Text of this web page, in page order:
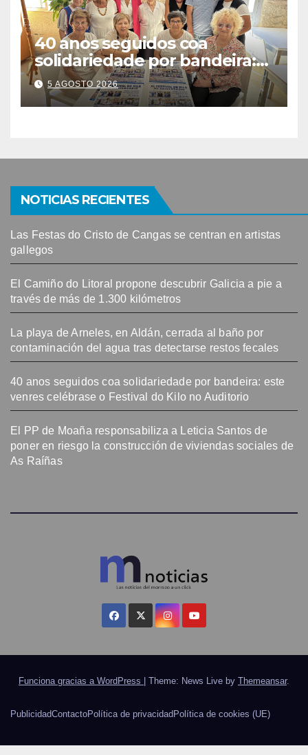
40 anos seguidos coa
solidariedade por bandeira:
este venres celébrase o
Festival do Kilo no Auditorio
5 AGOSTO 2026
NOTICIAS RECIENTES
Las Festas do Cristo de Cangas se centran en artistas
gallegos
El Camiño do Litoral propone descubrir Galicia a pie a
través de más de 1.300 kilómetros
La playa de Arneles, en Aldán, cerrada al baño por
contaminación del agua tras detectarse restos fecales
40 anos seguidos coa solidariedade por bandeira: este
venres celébrase o Festival do Kilo no Auditorio
El PP de Moaña responsabiliza a Leticia Santos de
poner en riesgo la construcción de viviendas sociales de
As Raíñas
Funciona gracias a WordPress Theme: News Live by Themeansar.
PublicidadContactoPolítica de privacidad Política de cookies (UE)